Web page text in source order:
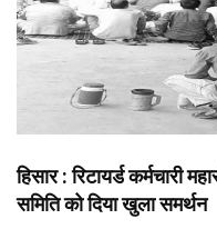
हिसार : रिटायर्ड कर्मचारी
समिति को दिया खुला समर्थन